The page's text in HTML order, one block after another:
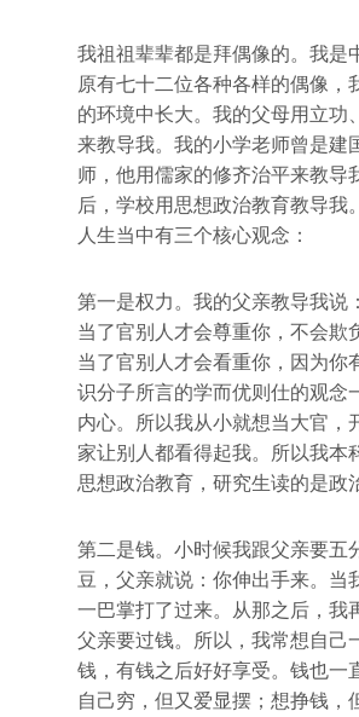
我祖祖辈辈都是拜偶像的。我是
原有七十二位各种各样的偶像，
的环境中长大。我的父母用立功
来教导我。我的小学老师曾是建
师，他用儒家的修齐治平来教导
后，学校用思想政治教育教导我
人生当中有三个核心观念：
第一是权力。我的父亲教导我说
当了官别人才会尊重你，不会欺
当了官别人才会看重你，因为你
识分子所言的学而优则仕的观念
内心。所以我从小就想当大官，
家让别人都看得起我。所以我本
思想政治教育，研究生读的是政
第二是钱。小时候我跟父亲要五
豆，父亲就说：你伸出手来。当
一巴掌打了过来。从那之后，我
父亲要过钱。所以，我常想自己
钱，有钱之后好好享受。钱也一
自己穷，但又爱显摆；想挣钱，